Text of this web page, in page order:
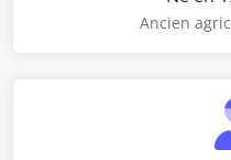
Ancien